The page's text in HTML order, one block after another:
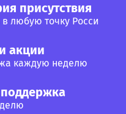
присутствия
любую точку Росси
акции
каждую неделю